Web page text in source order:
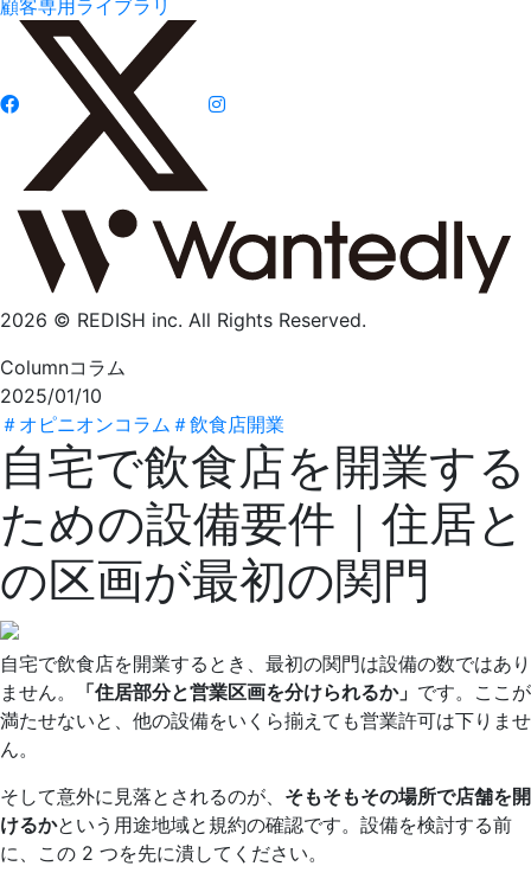
顧客専用ライブラリ
2026 © REDISH inc. All Rights Reserved.
Columnコラム
2025/01/10
＃ オピニオンコラム ＃飲食店開業
自宅で飲食店を開業する
ための設備要件｜住居と
の区画が最初の関門
自宅で飲食店を開業するとき、最初の関門は設備の数ではあり
ません。
「住居部分と営業区画を分けられるか」 です。ここが
満たせないと、他の設備をいくら揃えても営業許可は下りませ
ん。
そして意外に見落とされるのが、 そもそもその場所で店舗を開
けるかという用途地域と規約の確認です。設備を検討する前
に、この 2 つを先に潰してください。